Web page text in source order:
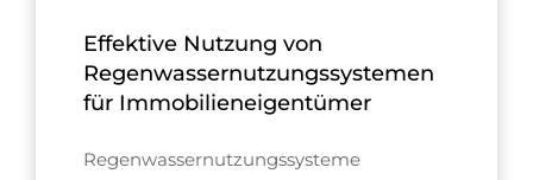
Effektive Nutzung von
Regenwassernutzungssystemen
für Immobilieneigentümer
Regenwassernutzungssysteme